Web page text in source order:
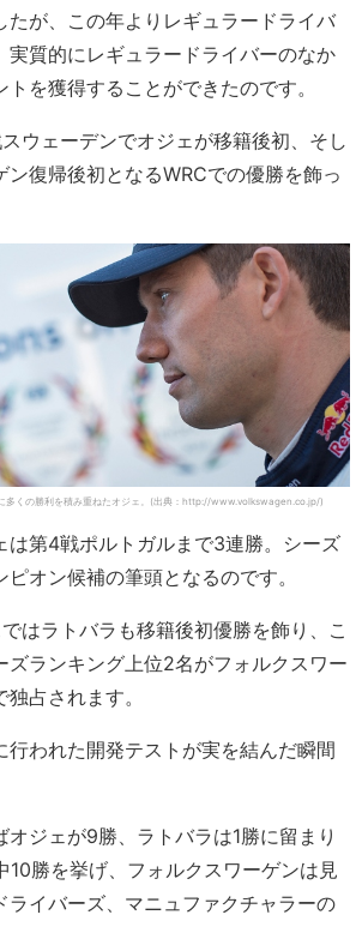
たが、この年よりレギュラードライバ
実質的にレギュラードライバーのなか
を獲得することができたのです。
ウェーデンでオジェが移籍後初、そし
ン復帰後初となるWRCでの優勝を飾っ
多くの勝利を積み重ねたオジェ。(出典：http://www.volkswagen.co.jp/)
は第4戦ポルトガルまで3連勝。シーズ
オン候補の筆頭となるのです。
はラトバラも移籍後初優勝を飾り、こ
ズランキング上位2名がフォルクスワー
占されます。
行われた開発テストが実を結んだ瞬間
ジェが9勝、ラトバラは1勝に留まり
10勝を挙げ、フォルクスワーゲンは見
ライバーズ、マニュファクチャラーの